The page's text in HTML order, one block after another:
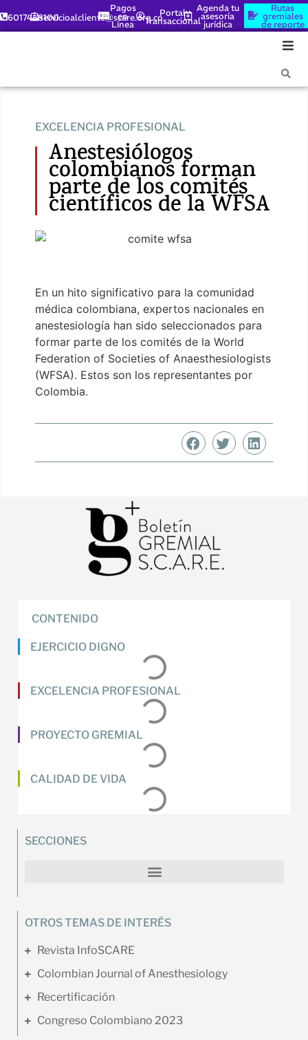
6017448100servicioalcliente@scare.org.co
Pagos
en
Línea
Portal
Transaccional
Agenda tu
asesoría
jurídica
Rutas
gremiales
de reporte
EXCELENCIA PROFESIONAL
Anestesiólogos
colombianos forman
parte de los comités
científicos de la WFSA
En un hito significativo para la comunidad
médica colombiana, expertos nacionales en
anestesiología han sido seleccionados para
formar parte de los comités de la World
Federation of Societies of Anaesthesiologists
(WFSA). Estos son los representantes por
Colombia.
CONTENIDO
EJERCICIO DIGNO
EXCELENCIA PROFESIONAL
PROYECTO GREMIAL
CALIDAD DE VIDA
SECCIONES
OTROS TEMAS DE INTERÉS
Revista InfoSCARE
Colombian Journal of Anesthesiology
Recertificación
Congreso Colombiano 2023